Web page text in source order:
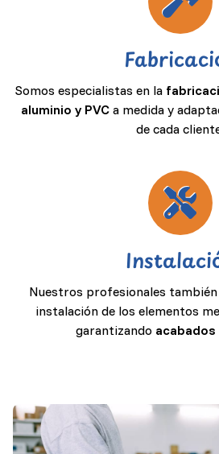
Somos especialistas en la
aluminio y PVC a medida y
de cada
Nuestros profesionales también
instalación de los elementos
garantizando